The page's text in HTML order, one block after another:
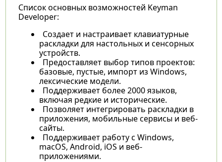
Список основных возможностей Keyman
Developer:
Создает и настраивает клавиатурные
раскладки для настольных и сенсорных
устройств.
Предоставляет выбор типов проектов:
базовые, пустые, импорт из Windows,
лексические модели.
Поддерживает более 2000 языков,
включая редкие и исторические.
Позволяет интегрировать раскладки в
приложения, мобильные сервисы и веб-
сайты.
Поддерживает работу с Windows,
macOS, Android, iOS и веб-
приложениями.